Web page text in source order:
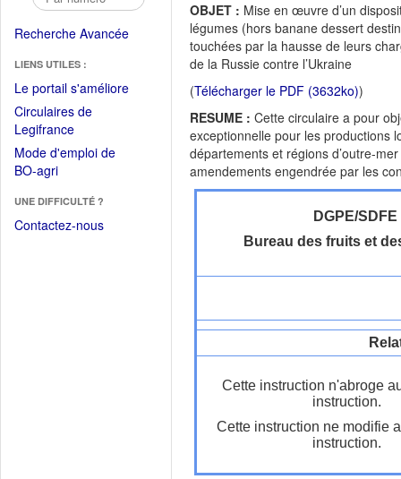
Recherche Avancée
LIENS UTILES :
Le portail s'améliore(Fichier
Circulaires de
Legifrance(Ouvrir
dans
une
fenêtre)
Mode d'emploi de
BO-agri(Ouvrir
une
nouvelle
UNE DIFFICULTÉ ?
Contactez-nous
OBJET : Mise en œuvre d’un
légumes (hors banane dessert
touchées par la hausse de leurs
de la Russie contre l’Ukraine
(Télécharger le PDF (3632ko))
RESUME : Cette circulaire a pour
exceptionnelle pour les productions
départements et régions d’outre-
amendements engendrée par les
DGPE/SDFE
Bureau des fruits et
Cette instruction n'abroge
instruction.
Cette instruction ne modifie
instruction.